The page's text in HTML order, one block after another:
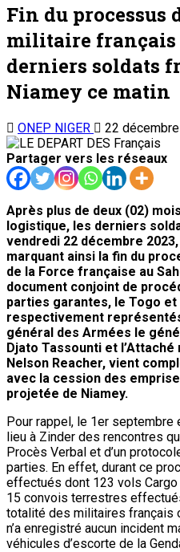
Fin du processus
militaire français
derniers soldats
Niamey ce matin
ONEP NIGER
22
Partager vers les réseaux
Après plus de deux (02)
logistique, les derniers
vendredi 22 décembre
marquant ainsi la fin du
de la Force française au
document conjoint de
parties garantes, le Togo et
respectivement
général des Armées le
Djato Tassounti et
Nelson Reacher, vient
avec la cession des
projetée de Niamey.
Pour rappel, le 1er
lieu à Zinder des rencontres
Procès Verbal et d’un
parties. En effet, durant ce
effectués dont 123 vols
15 convois terrestres
totalité des militaires français
n’a enregistré aucun incident
véhicules d’escorte de la